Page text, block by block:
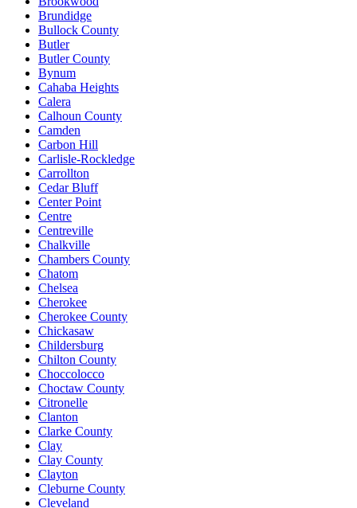
Brundidge
Bullock County
Butler
Butler County
Bynum
Cahaba Heights
Calera
Calhoun County
Camden
Carbon Hill
Carlisle-Rockledge
Carrollton
Cedar Bluff
Center Point
Centre
Centreville
Chalkville
Chambers County
Chatom
Chelsea
Cherokee
Cherokee County
Chickasaw
Childersburg
Chilton County
Choccolocco
Choctaw County
Citronelle
Clanton
Clarke County
Clay
Clay County
Clayton
Cleburne County
Cleveland